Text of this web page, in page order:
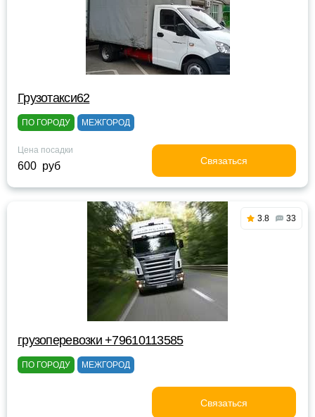
Грузотакси62
ПО ГОРОДУ МЕЖГОРОД
Цена посадки
600 руб Связаться
3.8 33
грузоперевозки +79610113585
ПО ГОРОДУ МЕЖГОРОД
Связаться